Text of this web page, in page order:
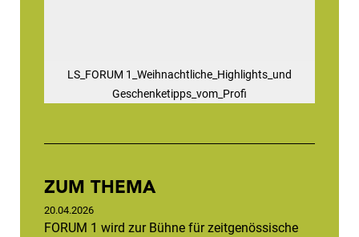
LS_FORUM 1_Weihnachtliche_Highlights_und
Geschenketipps_vom_Profi
ZUM THEMA
20.04.2026
FORUM 1 wird zur Bühne für zeitgenössische